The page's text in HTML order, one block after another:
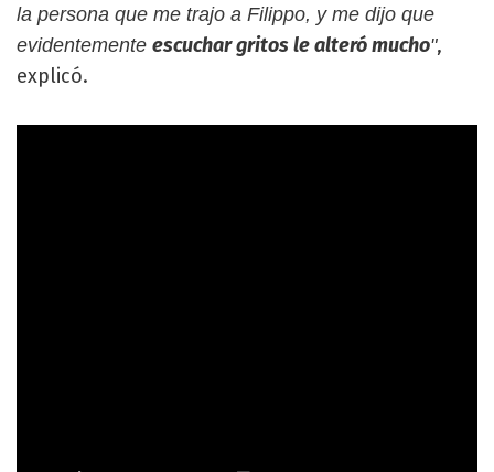
la persona que me trajo a Filippo, y me dijo que
evidentemente escuchar gritos le alteró mucho",
explicó.